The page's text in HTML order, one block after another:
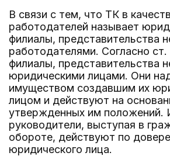
В связи с тем, что ТК в
работодателей называет
филиалы, представительства
работодателями. Согласно
филиалы, представительства
юридическими лицами. Они
имуществом создавшим их
лицом и действуют на
утвержденных им положений.
руководители, выступая в
обороте, действуют по
юридического лица.